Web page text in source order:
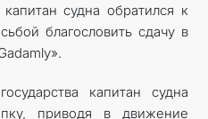
судна обратился к
благословить сдачу в
капитан судна
приводя в движение